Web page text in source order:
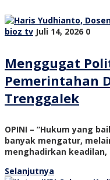
bioz tv Juli 14, 2026 0
Menggugat
Pemerintahan
Trenggalek
OPINI – “Hukum yang
banyak mengatur,
menghadirkan
Selanjutnya